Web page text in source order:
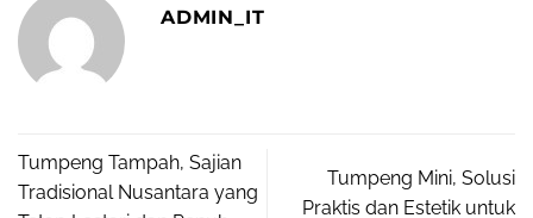
ADMIN_IT
Tumpeng Tampah, Sajian
Tradisional Nusantara yang
Tumpeng Mini, Solusi
Praktis dan Estetik untuk